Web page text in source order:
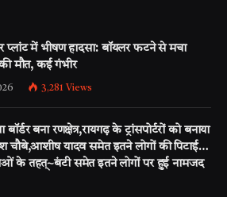
प्लांट में भीषण हादसा: बॉयलर फटने से मचा
मौत, कई गंभीर
3,281 Views
बॉर्डर बना रणक्षेत्र,रायगढ़ के ट्रांसपोर्टरों को बनाया
चौबे,आशीष यादव समेत इतने लोगों की पिटाई…
के तहत्~बंटी समेत इतने लोगों पर हुई नामजद